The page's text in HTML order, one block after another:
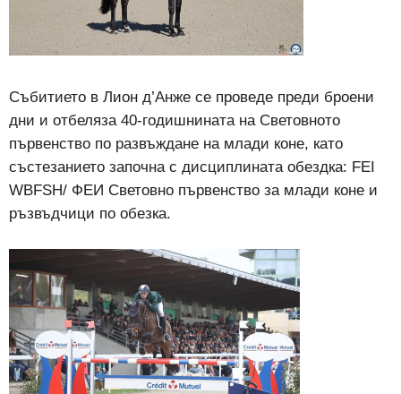
Събитието в Лион д’Анже се проведе преди броени
дни и отбеляза 40-годишнината на Световното
първенство по развъждане на млади коне, като
състезанието започна с дисциплината обездка: FEI
WBFSH/ ФЕИ Световно първенство за млади коне и
ръзвъдчици по обезка.